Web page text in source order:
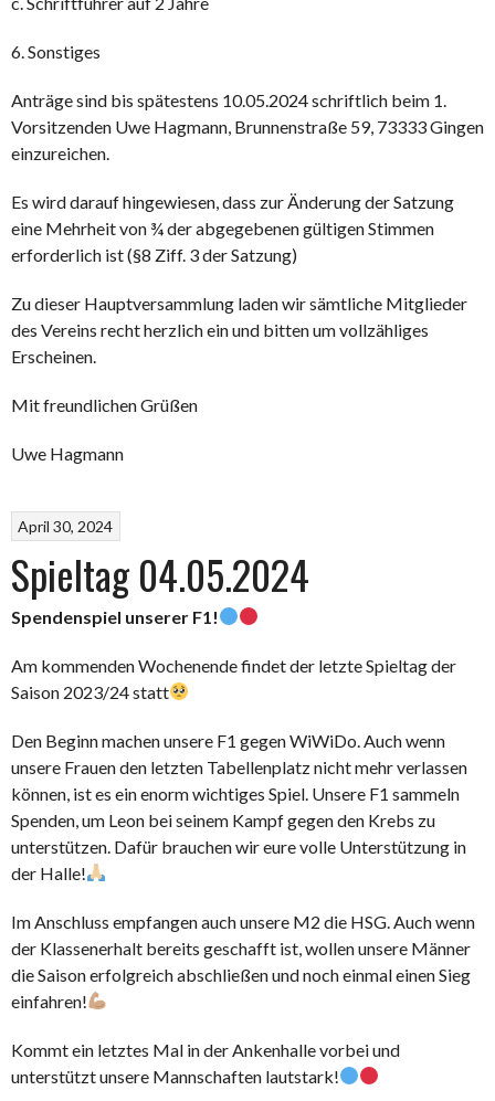
6. Sonstiges
Anträge sind bis spätestens 10.05.2024 schriftlich beim 1.
Vorsitzenden Uwe Hagmann, Brunnenstraße 59, 73333 Gingen
einzureichen.
Es wird darauf hingewiesen, dass zur Änderung der Satzung
eine Mehrheit von ¾ der abgegebenen gültigen Stimmen
erforderlich ist (§8 Ziff. 3 der Satzung)
Zu dieser Hauptversammlung laden wir sämtliche Mitglieder
des Vereins recht herzlich ein und bitten um vollzähliges
Erscheinen.
Mit freundlichen Grüßen
Uwe Hagmann
April 30, 2024
Spieltag 04.05.2024
Spendenspiel unserer F1!
Am kommenden Wochenende findet der letzte Spieltag der
Saison 2023/24 statt
Den Beginn machen unsere F1 gegen WiWiDo. Auch wenn
unsere Frauen den letzten Tabellenplatz nicht mehr verlassen
können, ist es ein enorm wichtiges Spiel. Unsere F1 sammeln
Spenden, um Leon bei seinem Kampf gegen den Krebs zu
unterstützen. Dafür brauchen wir eure volle Unterstützung in
der Halle!
Im Anschluss empfangen auch unsere M2 die HSG. Auch wenn
der Klassenerhalt bereits geschafft ist, wollen unsere Männer
die Saison erfolgreich abschließen und noch einmal einen Sieg
einfahren!
Kommt ein letztes Mal in der Ankenhalle vorbei und
unterstützt unsere Mannschaften lautstark!